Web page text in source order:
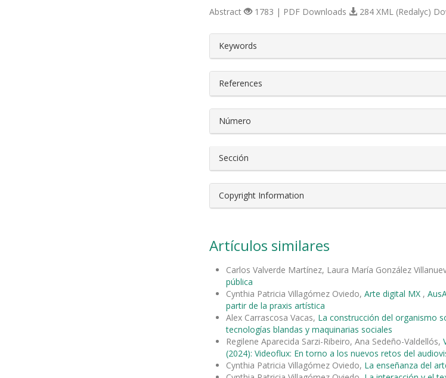
Abstract 1783 | PDF Downloads 284 XML (Redalyc)
Keywords
References
Número
Sección
Copyright Information
Artículos similares
Carlos Valverde Martínez, Laura María González
pública
Cynthia Patricia Villagómez Oviedo, Arte digital MX ,
partir de la praxis artística
Alex Carrascosa Vacas, La construcción del organismo
tecnologías blandas y maquinarias sociales
Regilene Aparecida Sarzi-Ribeiro, Ana Sedeño-Valdellós,
(2024): Videoflux: En torno a los nuevos retos del
Cynthia Patricia Villagómez Oviedo, La enseñanza del